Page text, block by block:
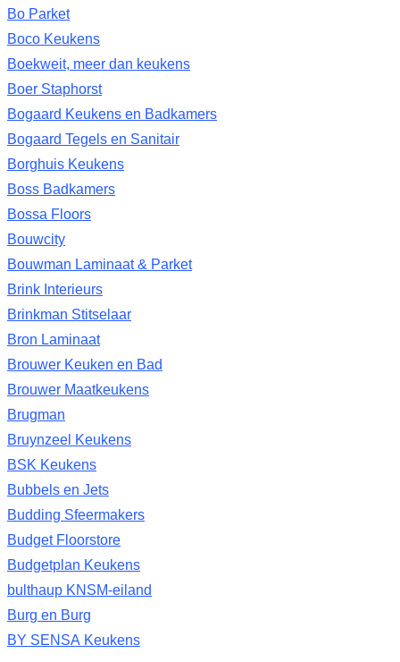
Bo Parket
Boco Keukens
Boekweit, meer dan keukens
Boer Staphorst
Bogaard Keukens en Badkamers
Bogaard Tegels en Sanitair
Borghuis Keukens
Boss Badkamers
Bossa Floors
Bouwcity
Bouwman Laminaat & Parket
Brink Interieurs
Brinkman Stitselaar
Bron Laminaat
Brouwer Keuken en Bad
Brouwer Maatkeukens
Brugman
Bruynzeel Keukens
BSK Keukens
Bubbels en Jets
Budding Sfeermakers
Budget Floorstore
Budgetplan Keukens
bulthaup KNSM-eiland
Burg en Burg
BY SENSA Keukens